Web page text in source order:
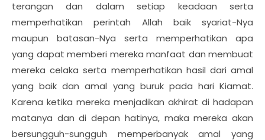
terangan dan dalam setiap keadaan serta
memperhatikan perintah Allah baik syariat-Nya
maupun batasan-Nya serta memperhatikan apa
yang dapat memberi mereka manfaat dan membuat
mereka celaka serta memperhatikan hasil dari amal
yang baik dan amal yang buruk pada hari Kiamat.
Karena ketika mereka menjadikan akhirat di hadapan
matanya dan di depan hatinya, maka mereka akan
bersungguh-sungguh memperbanyak amal yang